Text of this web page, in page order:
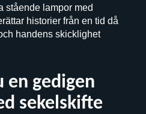
stående lampor med
historier från en tid då
handens skicklighet
en gedigen
sekelskifte